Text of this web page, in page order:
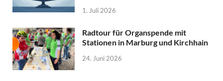
1. Juli 2026
Radtour für Organspende mit
Stationen in Marburg und Kirchhain
24. Juni 2026